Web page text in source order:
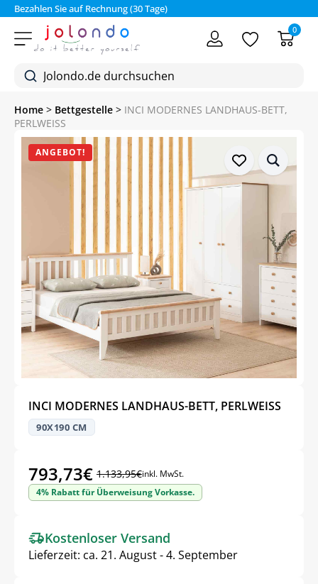
Bezahlen Sie auf Rechnung (30 Tage)
0
Home > Bettgestelle > INCI MODERNES LANDHAUS-BETT,
PERLWEISS
ANGEBOT!
INCI MODERNES LANDHAUS-BETT, PERLWEISS
90X190 CM
1.133,95€
Ursprünglicher
Preis
1.133,95€
793,73€
Aktueller
Preis
793,73€.
inkl. MwSt.
4% Rabatt für Überweisung Vorkasse.
Kostenloser Versand
Lieferzeit: ca. 21. August - 4. September